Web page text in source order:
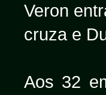
Veron
cruza e
Aos 32